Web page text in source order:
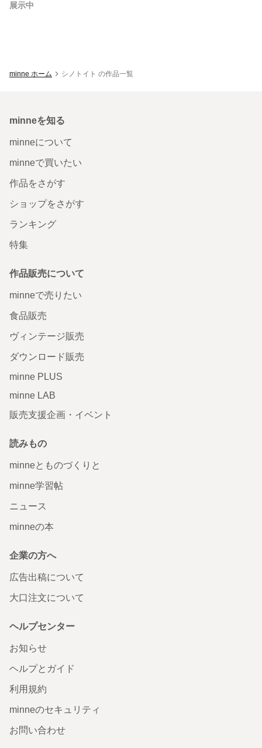
展示中
minne ホーム シノトイト の作品一覧
minneを知る
minneについて
minneで買いたい
作品をさがす
ショップをさがす
ランキング
特集
作品販売について
minneで売りたい
食品販売
ヴィンテージ販売
ダウンロード販売
minne PLUS
minne LAB
販売支援企画・イベント
読みもの
minneとものづくりと
minne学習帖
ニュース
minneの本
企業の方へ
広告出稿について
大口注文について
ヘルプセンター
お知らせ
ヘルプとガイド
利用規約
minneのセキュリティ
お問い合わせ